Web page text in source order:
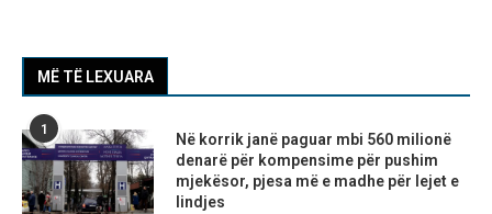
MË TË LEXUARA
1
Në korrik janë paguar mbi 560 milionë
denarë për kompensime për pushim
mjekësor, pjesa më e madhe për lejet e
lindjes